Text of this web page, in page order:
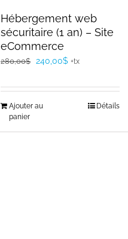
Hébergement web
sécuritaire (1 an) – Site
eCommerce
280,00$
Le
initial
était :
240,00$ Le
actuel
+tx
Ajouter au
panier
Détails